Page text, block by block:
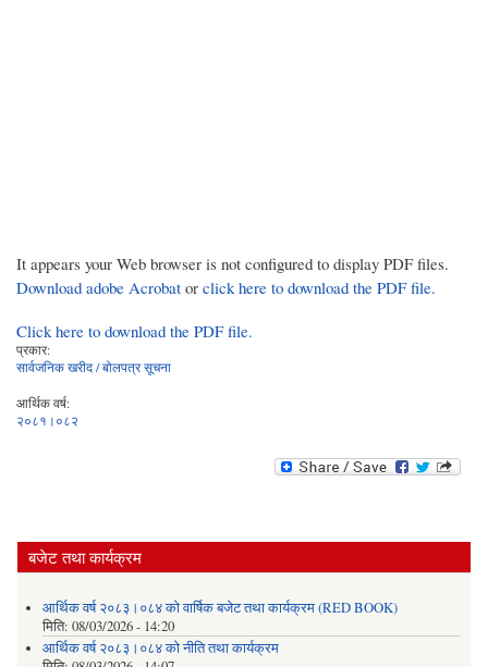
It appears your Web browser is not configured to display PDF files.
Download adobe Acrobat or click here to download the PDF file.
Click here to download the PDF file.
प्रकार:
सार्वजनिक खरीद / बोलपत्र सूचना
आर्थिक वर्ष:
२०८१।०८२
बजेट तथा कार्यक्रम
आर्थिक वर्ष २०८३।०८४ को वार्षिक बजेट तथा कार्यक्रम (RED BOOK)
मिति: 08/03/2026 - 14:20
आर्थिक वर्ष २०८३।०८४ को नीति तथा कार्यक्रम